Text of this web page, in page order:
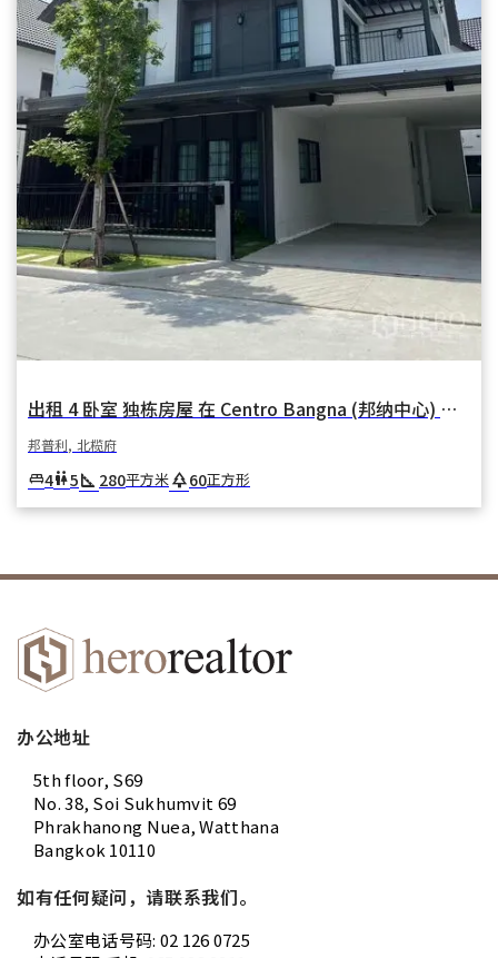
出租 4 卧室 独栋房屋 在 Centro Bangna (邦纳中心) 在 邦卡奥 邦普利 北榄府
邦普利, 北榄府
king_bed4wc5square_foot 280平方米park60正方形
办公地址
5th floor, S69
No. 38, Soi Sukhumvit 69
Phrakhanong Nuea, Watthana
Bangkok 10110
如有任何疑问，请联系我们。
办公室电话号码: 02 126 0725